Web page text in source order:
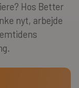
Hos Better
nyt, arbejde